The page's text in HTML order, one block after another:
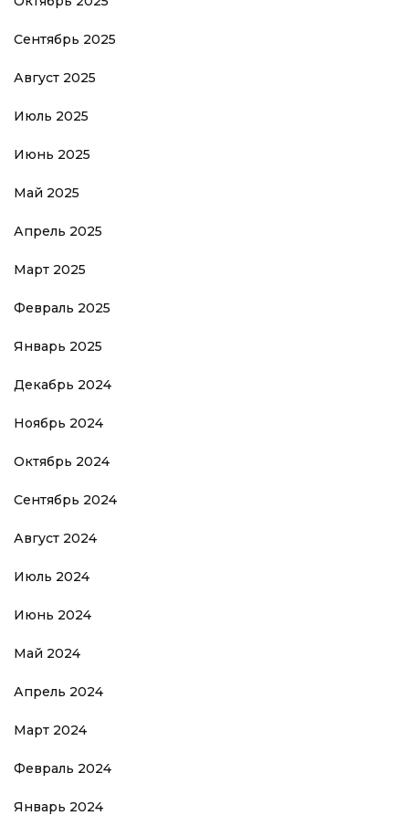
Сентябрь 2025
Август 2025
Июль 2025
Июнь 2025
Май 2025
Апрель 2025
Март 2025
Февраль 2025
Январь 2025
Декабрь 2024
Ноябрь 2024
Октябрь 2024
Сентябрь 2024
Август 2024
Июль 2024
Июнь 2024
Май 2024
Апрель 2024
Март 2024
Февраль 2024
Январь 2024